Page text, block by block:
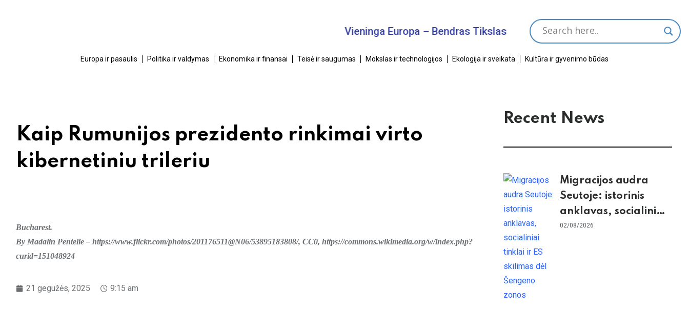
Vieninga Europa – Bendras Tikslas
Europa ir pasaulis Politika ir valdymas Ekonomika ir finansai Teisė ir saugumas Mokslas ir technologijos Ekologija ir sveikata Kultūra ir gyvenimo būdas
Kaip Rumunijos prezidento rinkimai virto
kibernetiniu trileriu
Bucharest.
By Madalin Pentelie – https://www.flickr.com/photos/201176511@N06/53895183808/, CC0, https://commons.wikimedia.org/w/index.php?
curid=151048924
21 gegužės, 2025 9:15 am
Recent News
Migracijos audra
Seutoje: istorinis
anklavas, socialiniai
tinklai ir ES skilimas
02/08/2026